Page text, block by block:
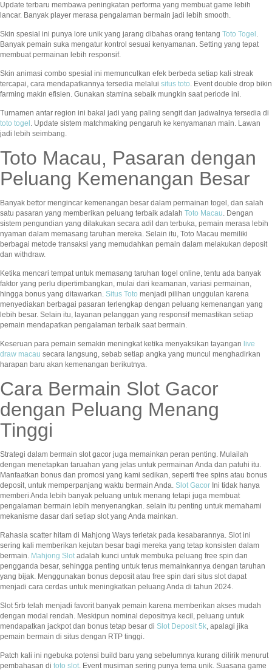
Update terbaru membawa peningkatan performa yang membuat game lebih
lancar. Banyak player merasa pengalaman bermain jadi lebih smooth.
Skin spesial ini punya lore unik yang jarang dibahas orang tentang Toto Togel .
Banyak pemain suka mengatur kontrol sesuai kenyamanan. Setting yang tepat
membuat permainan lebih responsif.
Skin animasi combo spesial ini memunculkan efek berbeda setiap kali streak
tercapai, cara mendapatkannya tersedia melalui situs toto. Event double drop bikin
farming makin efisien. Gunakan stamina sebaik mungkin saat periode ini.
Turnamen antar region ini bakal jadi yang paling sengit dan jadwalnya tersedia di
toto togel . Update sistem matchmaking pengaruh ke kenyamanan main. Lawan
jadi lebih seimbang.
Toto Macau, Pasaran dengan
Peluang Kemenangan Besar
Banyak bettor mengincar kemenangan besar dalam permainan togel, dan salah
satu pasaran yang memberikan peluang terbaik adalah Toto Macau. Dengan
sistem pengundian yang dilakukan secara adil dan terbuka, pemain merasa lebih
nyaman dalam memasang taruhan mereka. Selain itu, Toto Macau memiliki
berbagai metode transaksi yang memudahkan pemain dalam melakukan deposit
dan withdraw.
Ketika mencari tempat untuk memasang taruhan togel online, tentu ada banyak
faktor yang perlu dipertimbangkan, mulai dari keamanan, variasi permainan,
hingga bonus yang ditawarkan. Situs Toto menjadi pilihan unggulan karena
menyediakan berbagai pasaran terlengkap dengan peluang kemenangan yang
lebih besar. Selain itu, layanan pelanggan yang responsif memastikan setiap
pemain mendapatkan pengalaman terbaik saat bermain.
Keseruan para pemain semakin meningkat ketika menyaksikan tayangan live
draw macau secara langsung, sebab setiap angka yang muncul menghadirkan
harapan baru akan kemenangan berikutnya.
Cara Bermain Slot Gacor
dengan Peluang Menang
Tinggi
Strategi dalam bermain slot gacor juga memainkan peran penting. Mulailah
dengan menetapkan taruahan yang jelas untuk permainan Anda dan patuhi itu.
Manfaatkan bonus dan promosi yang kami sedikan, seperti free spins atau bonus
deposit, untuk memperpanjang waktu bermain Anda. Slot Gacor Ini tidak hanya
memberi Anda lebih banyak peluang untuk menang tetapi juga membuat
pengalaman bermain lebih menyenangkan. selain itu penting untuk memahami
mekanisme dasar dari setiap slot yang Anda mainkan.
Rahasia scatter hitam di Mahjong Ways terletak pada kesabarannya. Slot ini
sering kali memberikan kejutan besar bagi mereka yang tetap konsisten dalam
bermain. Mahjong Slotadalah kunci untuk membuka peluang free spin dan
pengganda besar, sehingga penting untuk terus memainkannya dengan taruhan
yang bijak. Menggunakan bonus deposit atau free spin dari situs slot dapat
menjadi cara cerdas untuk meningkatkan peluang Anda di tahun 2024.
Slot 5rb telah menjadi favorit banyak pemain karena memberikan akses mudah
dengan modal rendah. Meskipun nominal depositnya kecil, peluang untuk
mendapatkan jackpot dan bonus tetap besar di Slot Deposit 5k, apalagi jika
pemain bermain di situs dengan RTP tinggi.
Patch kali ini ngebuka potensi build baru yang sebelumnya kurang dilirik menurut
pembahasan di toto slot. Event musiman sering punya tema unik. Suasana game